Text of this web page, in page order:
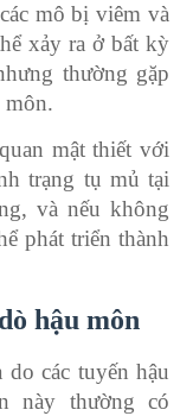
mô bị viêm và
xảy ra ở bất kỳ
thường gặp
môn.
mật thiết với
trạng tụ mủ tại
và nếu không
phát triển thành
hậu môn
các tuyến hậu
này thường có